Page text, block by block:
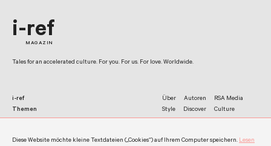
i-ref
MAGAZIN
Tales for an accelerated culture. For you. For us. For love. Worldwide.
i-ref Über Autoren
RSA Media
Themen
Style Discover
Culture
Diese Website möchte kleine Textdateien („Cookies“) auf Ihrem Computer speichern. Lesen